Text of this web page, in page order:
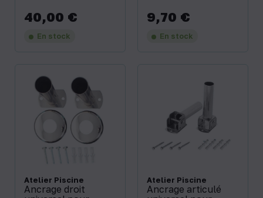
Prix
40,00 €
En stock
Prix
9,70 €
En stock
Atelier Piscine
Ancrage droit
Atelier Piscine
Ancrage articulé